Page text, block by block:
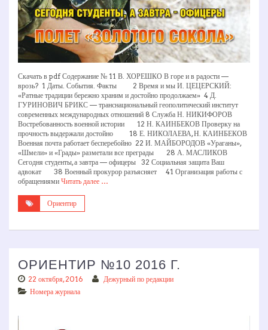
Скачать в pdf Содержание № 11 В. ХОРЕШКО В горе и в радости —
врозь? 1 Даты. События. Факты 2 Время и мы И. ЦЕЦЕРСКИЙ:
«Ратные традиции бережно храним и достойно продолжаем» 4 Д.
ГУРИНОВИЧ БРИКС — транснациональный геополитический институт
современных международных отношений 8 Служба Н. НИКИФОРОВ
Востребованность военной истории 12 Н. КАИНБЕКОВ Проверку на
прочность выдержали достойно 18 Е. НИКОЛАЕВА, Н. КАИНБЕКОВ
Военная почта работает бесперебойно 22 И. МАЙБОРОДОВ «Ураганы»,
«Шмели» и «Грады» разметали все преграды 28 А. МАСЛИКОВ
Сегодня студенты, а завтра — офицеры 32 Социальная защита Ваш
адвокат 38 Военный прокурор разъясняет 41 Организация работы с
обращениями Читать далее …
Ориентир
ОРИЕНТИР №10 2016 Г.
22 октября, 2016
Дежурный по редакции
Номера журнала